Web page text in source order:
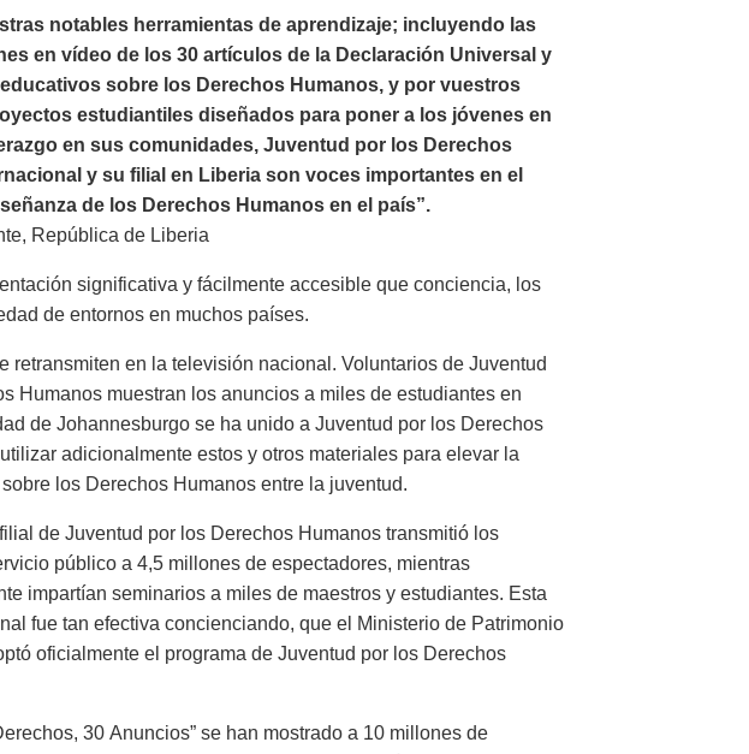
notables herramientas de aprendizaje; incluyendo las
en vídeo de los 30 artículos de la Declaración Universal y
sobre los Derechos Humanos, y por vuestros
estudiantiles diseñados para poner a los jóvenes en
en sus comunidades, Juventud por los Derechos
y su filial en Liberia son voces importantes en el
de los Derechos Humanos en el país”.
República de Liberia
significativa y fácilmente accesible que conciencia, los
de entornos en muchos países.
retransmiten en la televisión nacional. Voluntarios de Juventud
Humanos muestran los anuncios a miles de estudiantes en
de Johannesburgo se ha unido a Juventud por los Derechos
adicionalmente estos y otros materiales para elevar la
los Derechos Humanos entre la juventud.
de Juventud por los Derechos Humanos transmitió los
público a 4,5 millones de espectadores, mientras
impartían seminarios a miles de maestros y estudiantes. Esta
fue tan efectiva concienciando, que el Ministerio de Patrimonio
oficialmente el programa de Juventud por los Derechos
30 Anuncios” se han mostrado a 10 millones de